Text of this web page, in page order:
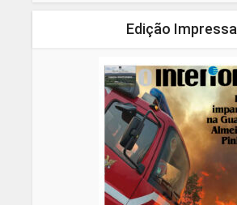
Edição Impressa